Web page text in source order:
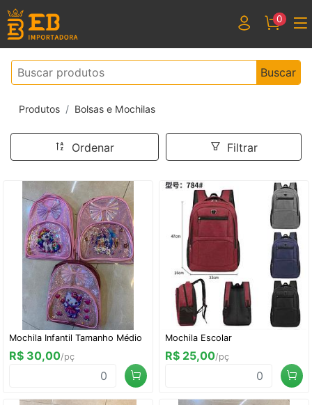
0
Buscar
Produtos Bolsas e Mochilas
Ordenar Filtrar
Mochila Infantil Tamanho Médio
R$ 30,00/pç
Mochila Escolar
R$ 25,00/pç